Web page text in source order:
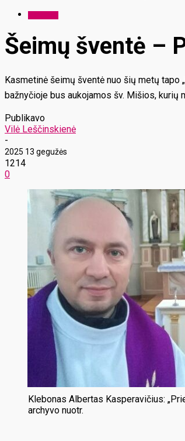
Šeimų šventė –
Kasmetinė šeimų šventė nuo šių metų tapo
bažnyčioje bus aukojamos šv. Mišios, kurių
Publikavo
Vilė Leščinskienė
-
2025 13 gegužės
1214
0
Klebonas Albertas Kasperavičius:
archyvo nuotr.